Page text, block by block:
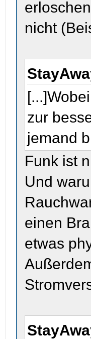
nicht
zur
jemand
Funk ist
Und
einen
etwas